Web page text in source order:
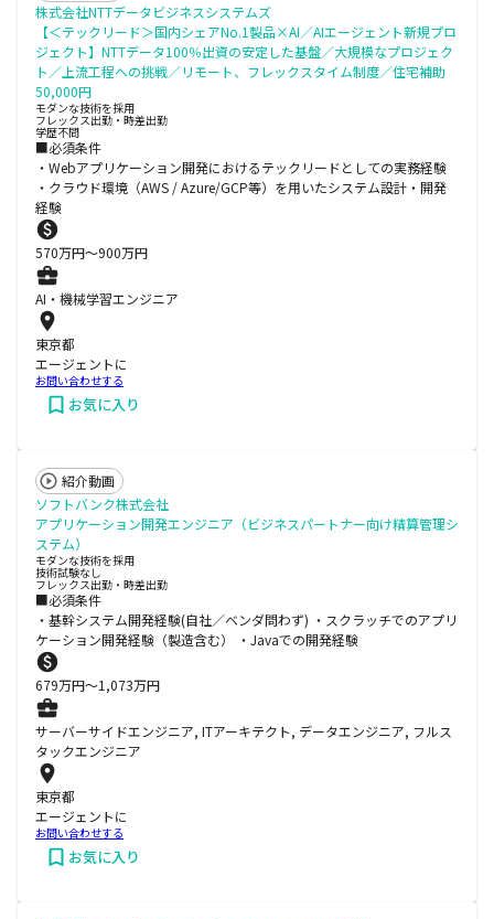
株式会社NTTデータビジネスシステムズ
【＜テックリード＞国内シェアNo.1製品×AI／AIエージェント新規プロ
ジェクト】NTTデータ100％出資の安定した基盤／大規模なプロジェク
ト／上流工程への挑戦／リモート、フレックスタイム制度／住宅補助
50,000円
モダンな技術を採用
フレックス出勤・時差出勤
学歴不問
■必須条件
・Webアプリケーション開発におけるテックリードとしての実務経験
・クラウド環境（AWS / Azure/GCP等）を用いたシステム設計・開発
経験
570万円〜900万円
AI・機械学習エンジニア
東京都
エージェントに
お問い合わせする
お気に入り
紹介動画
ソフトバンク株式会社
アプリケーション開発エンジニア（ビジネスパートナー向け精算管理シ
ステム）
モダンな技術を採用
技術試験なし
フレックス出勤・時差出勤
■必須条件
・基幹システム開発経験(自社／ベンダ問わず) ・スクラッチでのアプリ
ケーション開発経験（製造含む） ・Javaでの開発経験
679万円〜1,073万円
サーバーサイドエンジニア, ITアーキテクト, データエンジニア, フルス
タックエンジニア
東京都
エージェントに
お問い合わせする
お気に入り